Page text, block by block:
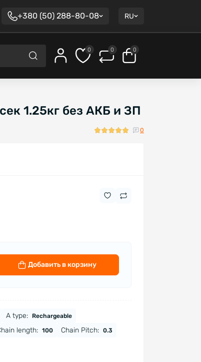
+380 (50) 288-80-08 RU
0 0 0
1.25кг без АКБ и ЗП
0
Добавить в корзину
A type: Rechargeable
length: 100 Chain Pitch: 0.3